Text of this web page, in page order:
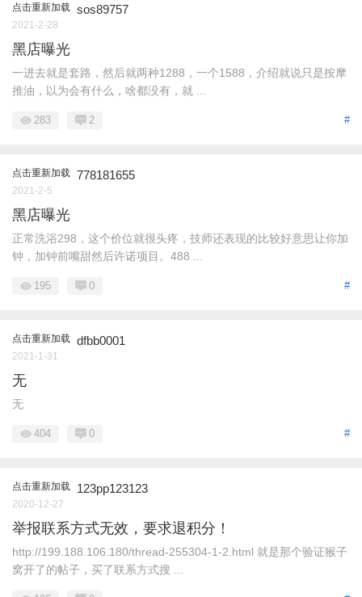
点击重新加载 sos89757
2021-2-28
黑店曝光
一进去就是套路，然后就两种1288，一个1588，介绍就说只是按摩
推油，以为会有什么，啥都没有，就 ...
#
283 2
点击重新加载 778181655
2021-2-5
黑店曝光
正常洗浴298，这个价位就很头疼，技师还表现的比较好意思让你加
钟，加钟前嘴甜然后许诺项目。488 ...
#
195 0
点击重新加载 dfbb0001
2021-1-31
无
无
#
404 0
点击重新加载 123pp123123
2020-12-27
举报联系方式无效，要求退积分！
http://199.188.106.180/thread-255304-1-2.html 就是那个验证猴子
窝开了的帖子，买了联系方式搜 ...